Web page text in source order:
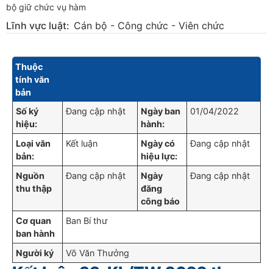
bộ giữ chức vụ hàm
Lĩnh vực luật: Cán bộ - Công chức - Viên chức
Thuộc
tính văn
bản
Số ký
hiệu:
Đang cập nhật
Ngày ban
hành:
01/04/2022
Loại văn
bản:
Kết luận
Ngày có
hiệu lực:
Đang cập nhật
Nguồn
thu thập
Đang cập nhật
Ngày
đăng
công báo
Đang cập nhật
Cơ quan
ban hành
Ban Bí thư
Người ký Võ Văn Thưởng